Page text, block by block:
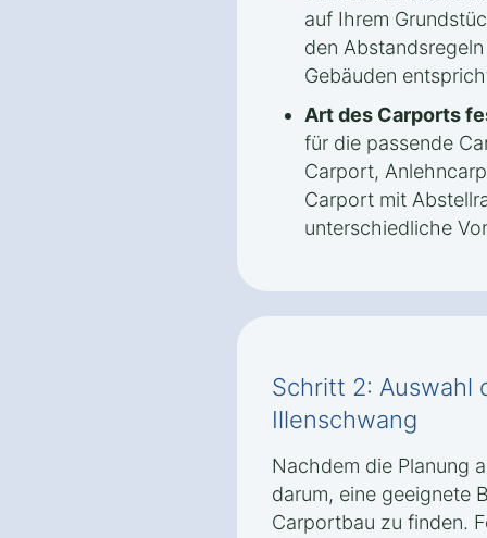
auf Ihrem
den
Gebäuden
Art des Carports
für die passende
Carport,
Carport mit
unterschiedliche
Schritt 2: Auswahl
Illenschwang
Nachdem die Planung
darum, eine geeignete
Carportbau zu finden.